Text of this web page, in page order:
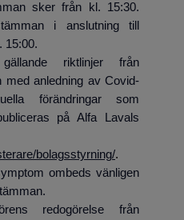
sker från kl. 15:30.
i anslutning till
15:00.
riktlinjer från
med anledning av Covid-
förändringar som
på Alfa Lavals
bolagsstyrning/.
ombeds vänligen
redogörelse från